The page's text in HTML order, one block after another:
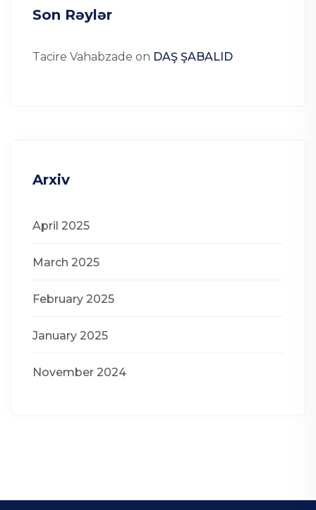
Son Rəylər
Tacire Vahabzade on DAŞ ŞABALID
Arxiv
April 2025
March 2025
February 2025
January 2025
November 2024